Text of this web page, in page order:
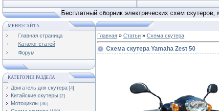
Бесплатный сборник электрических схем
МЕНЮ САЙТА
Главная страница
Каталог статей
Форум
КАТЕГОРИИ РАЗДЕЛА
Двигатель для скутера [4]
Китайские скутеры [2]
Мотоциклы [36]
Главная » Статьи » Cхема скутера
Схема скутера Yamaha Zest 50